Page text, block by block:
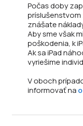
Počas doby
príslušenstvom
znášate
Aby sme však
poškodenia, k
Ak sa iPad
vyriešime
V oboch
informovať na